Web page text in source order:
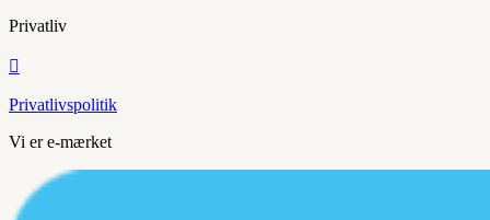
Privatliv

Privatlivspolitik
Vi er e-mærket